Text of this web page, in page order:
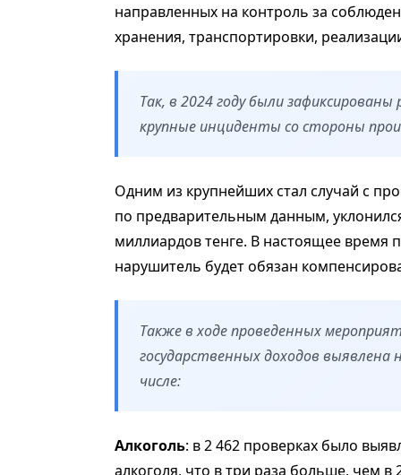
направленных на контроль за
хранения, транспортировки,
Так, в 2024 году были
крупные инциденты со стороны
Одним из крупнейших стал случай с
по предварительным данным,
миллиардов тенге. В настоящее время
нарушитель будет обязан
Также в ходе проведенных
государственных доходов выявлена
числе:
Алкоголь: в 2 462 проверках было
алкоголя, что в три раза больше, чем в